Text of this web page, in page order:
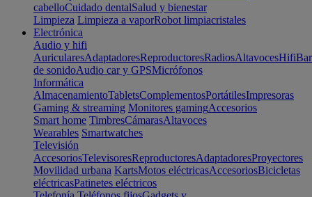
cabelloCuidado dentalSalud y bienestar
Limpieza Limpieza a vaporRobot limpiacristales
Electrónica
Audio y hifi
AuricularesAdaptadoresReproductoresRadiosAltavocesHifi
de sonidoAudio car y GPSMicrófonos
Informática
AlmacenamientoTabletsComplementosPortátilesImpresoras
Gaming & streaming Monitores gamingAccesorios
Smart home TimbresCámarasAltavoces
Wearables Smartwatches
Televisión
AccesoriosTelevisoresReproductoresAdaptadoresProyectores
Movilidad urbana KartsMotos eléctricasAccesoriosBicicletas
eléctricasPatinetes eléctricos